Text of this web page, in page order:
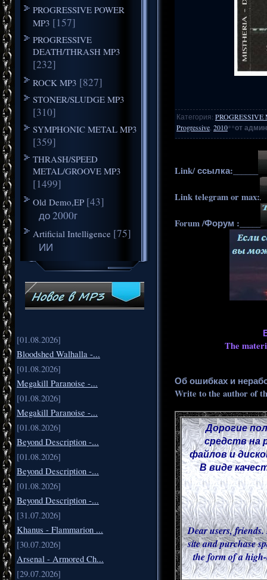
PROGRESSIVE POWER
MP3 [157]
PROGRESSIVE
DEATH/THRASH MP3
[232]
ROCK MP3 [827]
STONER/SLUDGE MP3
[310]
SYMPHONIC METAL MP3
[359]
THRASH/SPEED
METAL/GROOVE MP3
[1499]
Old Demo,EP [43]
до 2000г
Artificial Intelligence [75]
ИИ
[01.08.2026]
Bloodshed Walhalla -...
[01.08.2026]
Megakill Paranoise -...
[01.08.2026]
Megakill Paranoise -...
[01.08.2026]
Beyond Description -...
[01.08.2026]
Beyond Description -...
[01.08.2026]
Beyond Description -...
[31.07.2026]
Khanus - Flammarion ...
[30.07.2026]
Arsenal - Armored Ch...
[29.07.2026]
Категория:
Progressive 2010**от
Link/ ссылка:______
Link telegram or max:
Forum /Форум :_____
The
Об ошибках и
Write to the author of
Дорогие
средств на
файлов и
В виде
Dear users,
site and purchase
the form of a